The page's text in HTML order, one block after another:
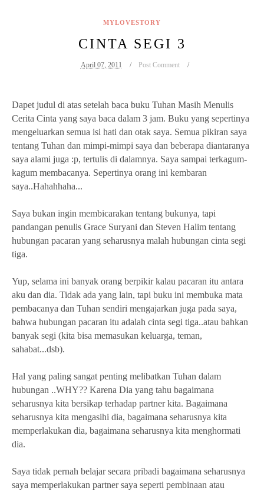
MYLOVESTORY
CINTA SEGI 3
April 07, 2011 Post Comment
Dapet judul di atas setelah baca buku Tuhan Masih Menulis
Cerita Cinta yang saya baca dalam 3 jam. Buku yang sepertinya
mengeluarkan semua isi hati dan otak saya. Semua pikiran saya
tentang Tuhan dan mimpi-mimpi saya dan beberapa diantaranya
saya alami juga :p, tertulis di dalamnya. Saya sampai terkagum-
kagum membacanya. Sepertinya orang ini kembaran
saya..Hahahhaha...
Saya bukan ingin membicarakan tentang bukunya, tapi
pandangan penulis Grace Suryani dan Steven Halim tentang
hubungan pacaran yang seharusnya malah hubungan cinta segi
tiga.
Yup, selama ini banyak orang berpikir kalau pacaran itu antara
aku dan dia. Tidak ada yang lain, tapi buku ini membuka mata
pembacanya dan Tuhan sendiri mengajarkan juga pada saya,
bahwa hubungan pacaran itu adalah cinta segi tiga..atau bahkan
banyak segi (kita bisa memasukan keluarga, teman,
sahabat...dsb).
Hal yang paling sangat penting melibatkan Tuhan dalam
hubungan ..WHY?? Karena Dia yang tahu bagaimana
seharusnya kita bersikap terhadap partner kita. Bagaimana
seharusnya kita mengasihi dia, bagaimana seharusnya kita
memperlakukan dia, bagaimana seharusnya kita menghormati
dia.
Saya tidak pernah belajar secara pribadi bagaimana seharusnya
saya memperlakukan partner saya seperti pembinaan atau